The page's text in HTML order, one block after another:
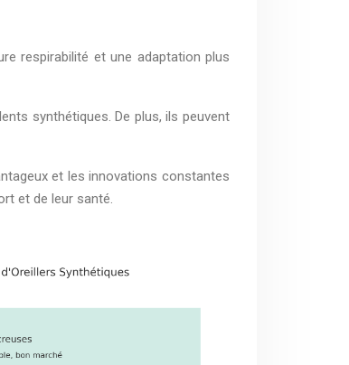
respirabilité et une adaptation plus
synthétiques. De plus, ils peuvent
et les innovations constantes
et de leur santé.